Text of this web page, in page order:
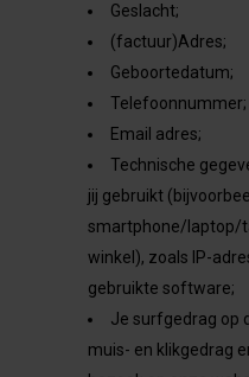
Geslacht;
(factuur)Adres;
Geboortedatum;
Telefoonnummer;
Email adres;
Technische
jij gebruikt
smartphone/laptop/
winkel), zoals IP-
gebruikte software;
Je surfgedrag op
muis- en klikgedrag